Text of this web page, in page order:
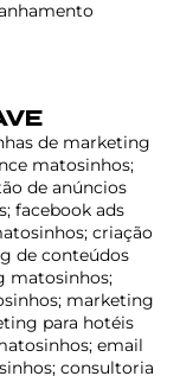
de marketing
matosinhos;
de anúncios
facebook ads
criação
de conteúdos
matosinhos;
marketing
para hotéis
email
consultoria